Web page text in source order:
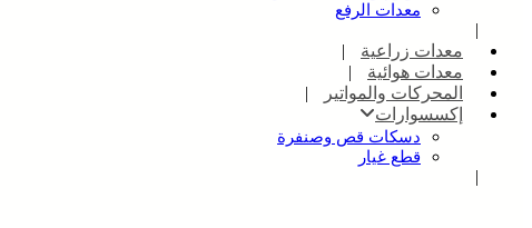
معدات الرفع
معدات زراعية
معدات هوائية
المحركات والمواتير
إكسسوارات
دسكات قص وصنفرة
قطع غيار